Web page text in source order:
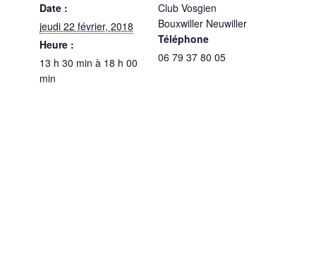
Date :
jeudi 22 février, 2018
Heure :
13 h 30 min à 18 h 00
min
Club Vosgien
Bouxwiller Neuwiller
Téléphone
06 79 37 80 05